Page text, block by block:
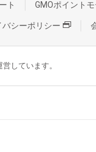
ト GMOポイント
バシーポリシー
しています。